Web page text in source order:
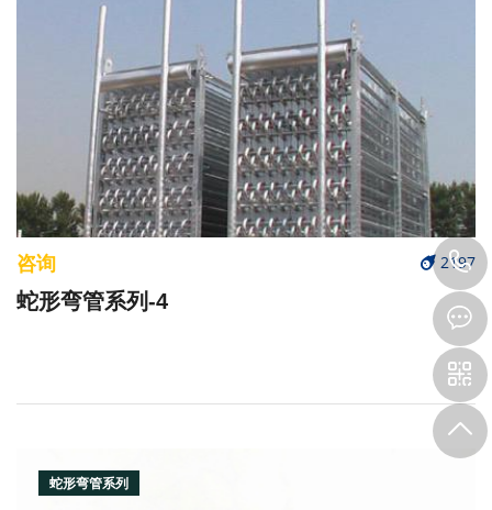
2197
咨询
蛇形弯管系列-4
蛇形弯管系列